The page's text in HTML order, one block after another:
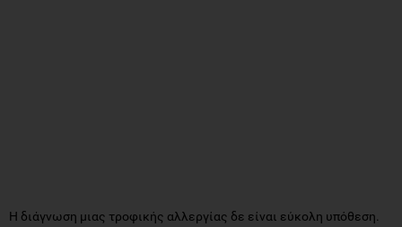
Η διάγνωση μιας τροφικής αλλεργίας δε είναι εύκολη υπόθεση.